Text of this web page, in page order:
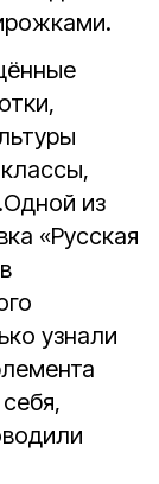
из
«Русская
узнали